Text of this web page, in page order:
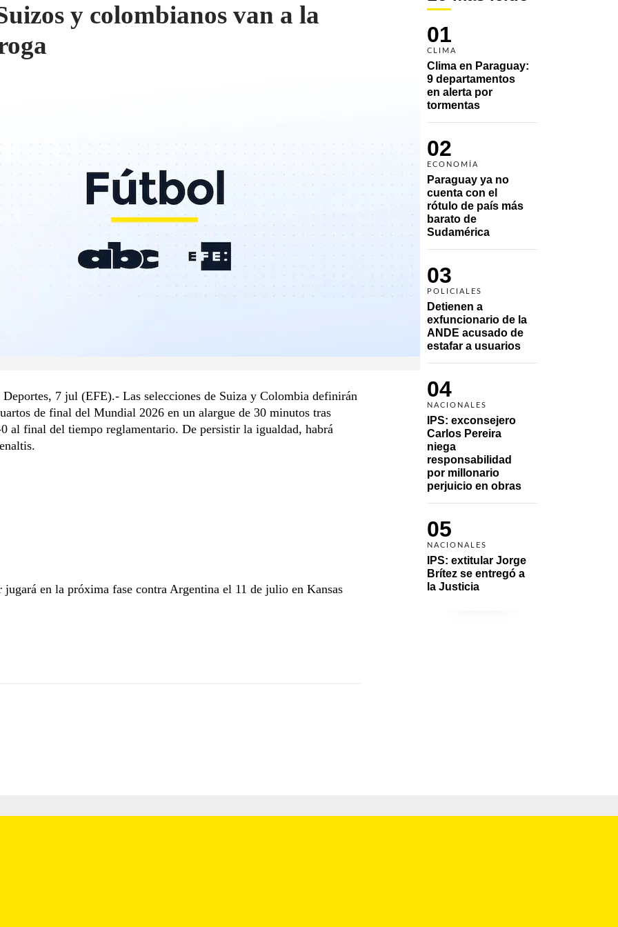
01
CLIMA
Clima en Paraguay:
9 departamentos
en alerta por
tormentas
02
ECONOMÍA
Paraguay ya no
cuenta con el
rótulo de país más
barato de
Sudamérica
03
POLICIALES
Detienen a
exfuncionario de la
ANDE acusado de
estafar a usuarios
04
NACIONALES
IPS: exconsejero
Carlos Pereira
niega
responsabilidad
por millonario
perjuicio en obras
05
NACIONALES
IPS: extitular Jorge
Brítez se entregó a
la Justicia
y colombianos van a la
Deportes, 7 jul (EFE).- Las selecciones de Suiza y Colombia definirán
de final del Mundial 2026 en un alargue de 30 minutos tras
al final del tiempo reglamentario. De persistir la igualdad, habrá
jugará en la próxima fase contra Argentina el 11 de julio en Kansas